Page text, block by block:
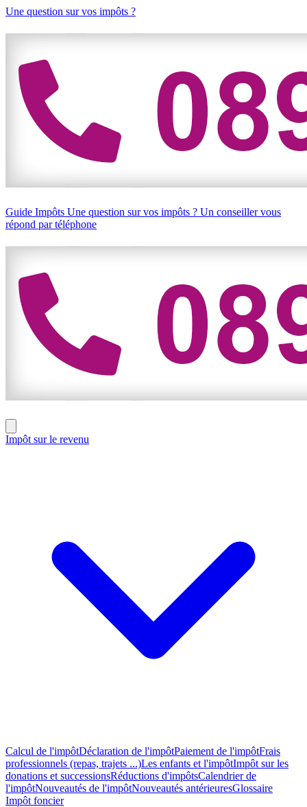
Une question sur vos impôts ?
Guide Impôts Une question sur vos impôts ? Un conseiller vous
répond par téléphone
Impôt sur le revenu
Calcul de l'impôtDéclaration de l'impôtPaiement de l'impôtFrais
professionnels (repas, trajets ...)Les enfants et l'impôtImpôt sur les
donations et successionsRéductions d'impôtsCalendrier de
l'impôtNouveautés de l'impôtNouveautés antérieuresGlossaire
Impôt foncier